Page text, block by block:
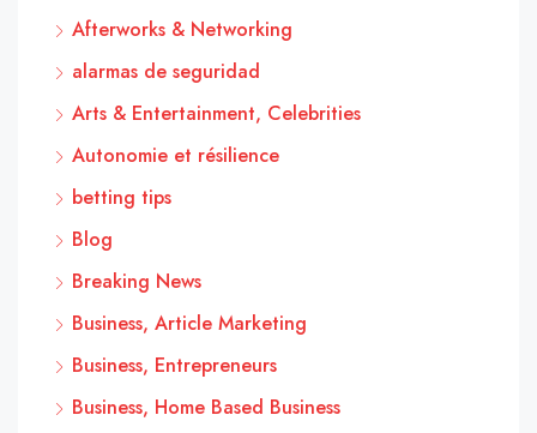
Afterworks & Networking
alarmas de seguridad
Arts & Entertainment, Celebrities
Autonomie et résilience
betting tips
Blog
Breaking News
Business, Article Marketing
Business, Entrepreneurs
Business, Home Based Business